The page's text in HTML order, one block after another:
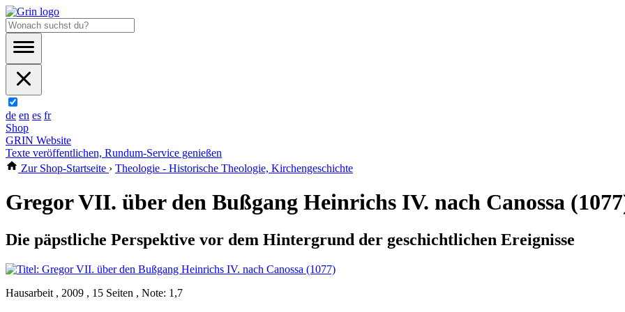
de en es fr
Shop
GRIN Website
Texte veröffentlichen, Rundum-Service genießen
Zur Shop-Startseite › Theologie - Historische Theologie, Kirchengeschichte
Gregor VII. über den Bußgang Heinrichs IV. nach Canossa
Die päpstliche Perspektive vor dem Hintergrund der geschichtlichen Ereignisse
Hausarbeit , 2009 , 15 Seiten , Note: 1,7